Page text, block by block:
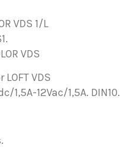
VDS 1/L
VDS
VDS
1,5A-12Vac/1,5A. DIN10.